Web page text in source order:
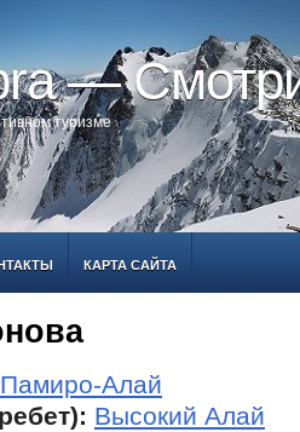
—
туризме
КАРТА САЙТА
Памиро-Алай
Высокий Алай